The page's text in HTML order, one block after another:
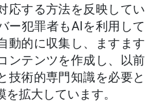
応する方法を反映してい
ー犯罪者もAIを利用して
動的に収集し、ますます
ンテンツを作成し、以前
技術的専門知識を必要と
拡大しています。